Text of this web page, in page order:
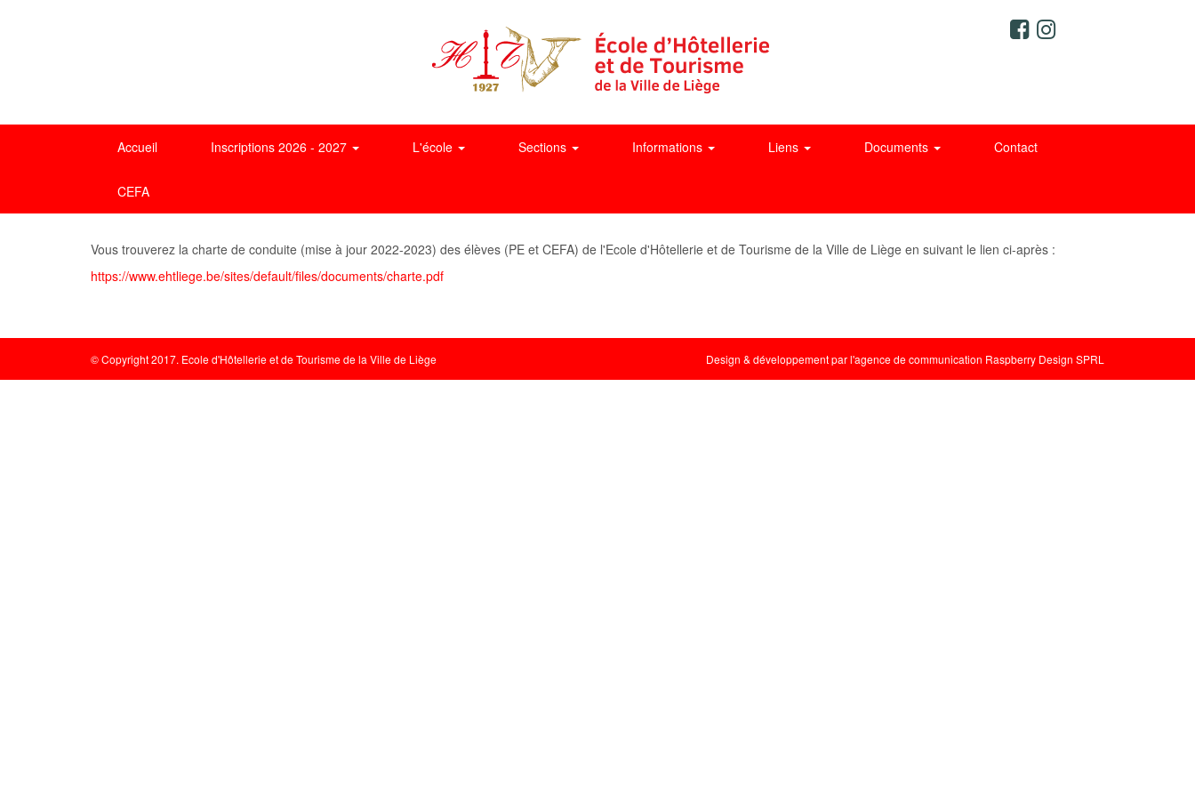
Accueil Inscriptions 2026 - 2027 L'école Sections Informations Liens Documents Contact
CEFA
Vous trouverez la charte de conduite (mise à jour 2022-2023) des élèves (PE et CEFA) de l'Ecole d'Hôtellerie et de Tourisme de la Ville de Liège en suivant le lien ci-après :
https://www.ehtliege.be/sites/default/files/documents/charte.pdf
© Copyright 2017. Ecole d'Hôtellerie et de Tourisme de la Ville de Liège Design & développement par l'agence de communication Raspberry Design SPRL